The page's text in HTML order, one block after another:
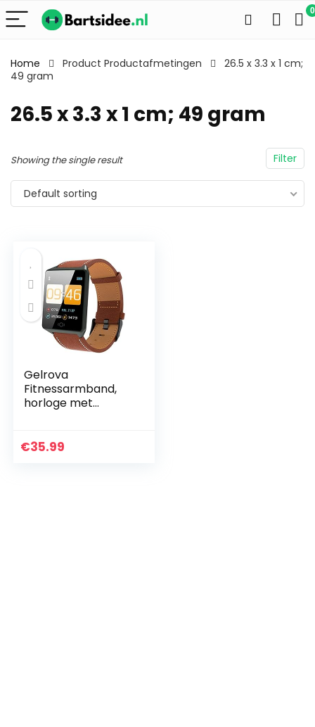
0
Home Product Productafmetingen
26.5 x 3.3 x 1 cm;
49 gram
26.5 x 3.3 x 1 cm; 49 gram
Filter
Showing the single result
Default sorting
Gelrova
Fitnessarmband,
horloge met
IP68 waterdicht, 1,3
€35.99